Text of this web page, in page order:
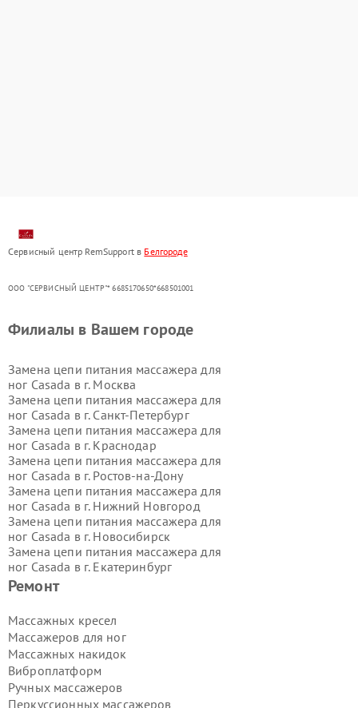
Сервисный центр RemSupport в Белгороде
ООО "СЕРВИСНЫЙ ЦЕНТР"* 6685170650*668501001
Ремонт
Массажных кресел
Массажеров для ног
Массажных накидок
Виброплатформ
Ручных массажеров
Перкуссионных массажеров
Филиалы в Вашем городе
Замена цепи питания массажера для
ног Casada в г. Москва
Замена цепи питания массажера для
ног Casada в г. Санкт-Петербург
Замена цепи питания массажера для
ног Casada в г. Краснодар
Замена цепи питания массажера для
ног Casada в г. Ростов-на-Дону
Замена цепи питания массажера для
ног Casada в г. Нижний Новгород
Замена цепи питания массажера для
ног Casada в г. Новосибирск
Замена цепи питания массажера для
ног Casada в г. Екатеринбург
Замена цепи питания массажера для
Замена цепи питания массажера для
ног Casada в г.Воронеж
Замена цепи питания массажера для
ног Casada в г.Волгоград
Замена цепи питания массажера для
ног Casada в г.Самара
Замена цепи питания массажера для